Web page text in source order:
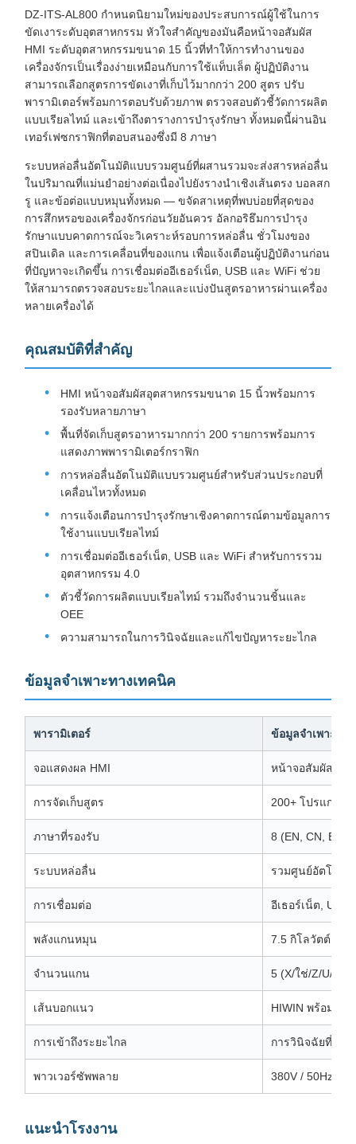
DZ-ITS-AL800 กำหนดนิยามใหม่ของประสบการณ์ผู้ใช้ในการ
ขัดเงาระดับอุตสาหกรรม หัวใจสำคัญของมันคือหน้าจอสัมผัส
HMI ระดับอุตสาหกรรมขนาด 15 นิ้วที่ทำให้การทำงานของ
เครื่องจักรเป็นเรื่องง่ายเหมือนกับการใช้แท็บเล็ต ผู้ปฏิบัติงาน
สามารถเลือกสูตรการขัดเงาที่เก็บไว้มากกว่า 200 สูตร ปรับ
พารามิเตอร์พร้อมการตอบรับด้วยภาพ ตรวจสอบตัวชี้วัดการผลิต
แบบเรียลไทม์ และเข้าถึงตารางการบำรุงรักษา ทั้งหมดนี้ผ่านอิน
เทอร์เฟซกราฟิกที่ตอบสนองซึ่งมี 8 ภาษา
ระบบหล่อลื่นอัตโนมัติแบบรวมศูนย์ที่ผสานรวมจะส่งสารหล่อลื่น
ในปริมาณที่แม่นยำอย่างต่อเนื่องไปยังรางนำเชิงเส้นตรง บอลสก
รู และข้อต่อแบบหมุนทั้งหมด — ขจัดสาเหตุที่พบบ่อยที่สุดของ
การสึกหรอของเครื่องจักรก่อนวัยอันควร อัลกอริธึมการบำรุง
รักษาแบบคาดการณ์จะวิเคราะห์รอบการหล่อลื่น ชั่วโมงของ
สปินเดิล และการเคลื่อนที่ของแกน เพื่อแจ้งเตือนผู้ปฏิบัติงานก่อน
ที่ปัญหาจะเกิดขึ้น การเชื่อมต่ออีเธอร์เน็ต, USB และ WiFi ช่วย
ให้สามารถตรวจสอบระยะไกลและแบ่งปันสูตรอาหารผ่านเครื่อง
หลายเครื่องได้
คุณสมบัติที่สำคัญ
HMI หน้าจอสัมผัสอุตสาหกรรมขนาด 15 นิ้วพร้อมการ
รองรับหลายภาษา
พื้นที่จัดเก็บสูตรอาหารมากกว่า 200 รายการพร้อมการ
แสดงภาพพารามิเตอร์กราฟิก
การหล่อลื่นอัตโนมัติแบบรวมศูนย์สำหรับส่วนประกอบที่
เคลื่อนไหวทั้งหมด
การแจ้งเตือนการบำรุงรักษาเชิงคาดการณ์ตามข้อมูลการ
ใช้งานแบบเรียลไทม์
การเชื่อมต่ออีเธอร์เน็ต, USB และ WiFi สำหรับการรวม
อุตสาหกรรม 4.0
ตัวชี้วัดการผลิตแบบเรียลไทม์ รวมถึงจำนวนชิ้นและ
OEE
ความสามารถในการวินิจฉัยและแก้ไขปัญหาระยะไกล
ข้อมูลจำเพาะทางเทคนิค
พารามิเตอร์ ข้อมูลจำเพาะ
จอแสดงผล HMI หน้าจอสัมผัสอุต
การจัดเก็บสูตร 200+ โปรแกรม
ภาษาที่รองรับ 8 (EN, CN, ES,
ระบบหล่อลื่น รวมศูนย์อัตโนมัติ
การเชื่อมต่อ อีเธอร์เน็ต, USB
พลังแกนหมุน 7.5 กิโลวัตต์
จำนวนแกน 5 (X/ใช่/Z/U/V)
เส้นบอกแนว HIWIN พร้อมพอ
การเข้าถึงระยะไกล การวินิจฉัยที่ปลอ
พาวเวอร์ซัพพลาย 380V / 50Hz / 3
แนะนำโรงงาน